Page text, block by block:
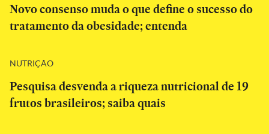
Novo consenso muda o que define o sucesso do
tratamento da obesidade; entenda
NUTRIÇÃO
Pesquisa desvenda a riqueza nutricional de 19
frutos brasileiros; saiba quais